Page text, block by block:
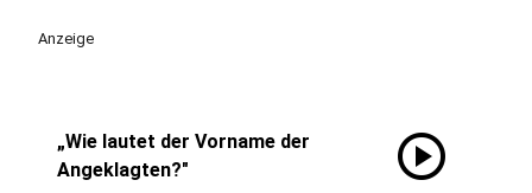
Anzeige
„Wie lautet der Vorname der
Angeklagten?"
play_circle